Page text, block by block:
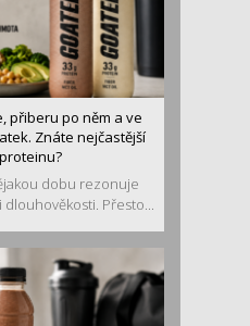
přiberu po něm a ve
Znáte nejčastější
dobu rezonuje
dlouhověkosti. Přesto...